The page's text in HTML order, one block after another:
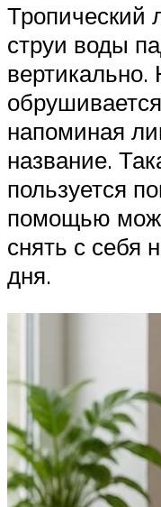
струи воды
вертикально.
напоминая
название.
пользуется
помощью
снять с себя
дня.